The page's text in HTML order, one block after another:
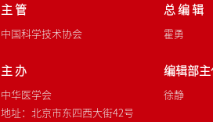
主 管
中国科学技术协会
主 办
中华医学会
地址：北京市东四西大街42号
总 编 辑
霍勇
编辑部
徐静